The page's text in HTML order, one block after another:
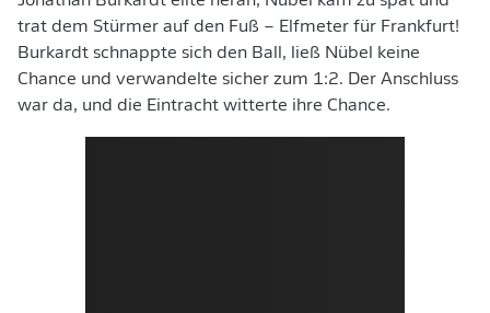
trat dem Stürmer auf den Fuß – Elfmeter für Frankfurt!
Burkardt schnappte sich den Ball, ließ Nübel keine
Chance und verwandelte sicher zum 1:2. Der Anschluss
war da, und die Eintracht witterte ihre Chance.